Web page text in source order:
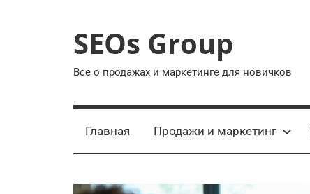
содержимомуSEOs Group
Все о продажах и маркетинге для новичков
Главная Продажи и маркетинг